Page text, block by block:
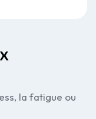
la fatigue ou